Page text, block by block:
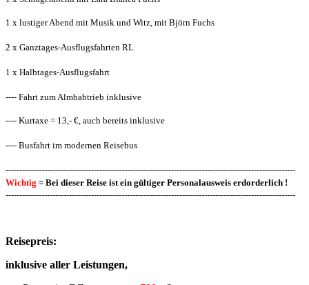
1 x lustiger Abend mit Musik und Witz, mit Björn Fuchs
2 x Ganztages-Ausflugsfahrten RL
1 x Halbtages-Ausflugsfahrt
---- Fahrt zum Almbabtrieb inklusive
---- Kurtaxe = 13,- €, auch bereits inklusive
---- Busfahrt im modernen Reisebus
---------------------------------------------------------------------------------------------------------
Wichtig = Bei dieser Reise ist ein gültiger Personalausweis erdorderlich !
---------------------------------------------------------------------------------------------------------
Reisepreis:
inklusive aller Leistungen,